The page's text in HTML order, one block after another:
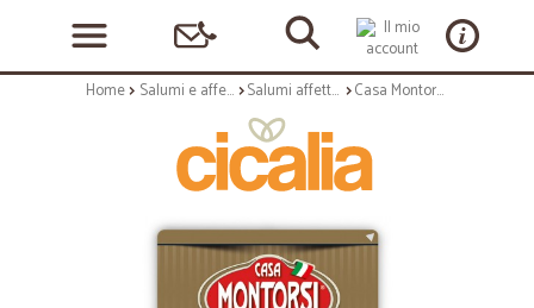
Home Salumi e affettati Salumi affettati Casa Montorsi salame ungherese gr.60